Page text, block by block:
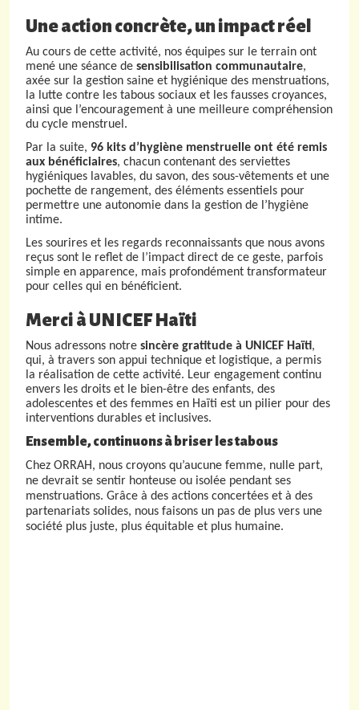
Une action concrète, un impact réel
Au cours de cette activité, nos équipes sur le terrain ont
mené une séance de sensibilisation communautaire,
axée sur la gestion saine et hygiénique des menstruations,
la lutte contre les tabous sociaux et les fausses croyances,
ainsi que l’encouragement à une meilleure compréhension
du cycle menstruel.
Par la suite, 96 kits d’hygiène menstruelle ont été remis
aux bénéficiaires, chacun contenant des serviettes
hygiéniques lavables, du savon, des sous-vêtements et une
pochette de rangement, des éléments essentiels pour
permettre une autonomie dans la gestion de l’hygiène
intime.
Les sourires et les regards reconnaissants que nous avons
reçus sont le reflet de l’impact direct de ce geste, parfois
simple en apparence, mais profondément transformateur
pour celles qui en bénéficient.
Merci à UNICEF Haïti
Nous adressons notre sincère gratitude à UNICEF Haïti,
qui, à travers son appui technique et logistique, a permis
la réalisation de cette activité. Leur engagement continu
envers les droits et le bien-être des enfants, des
adolescentes et des femmes en Haïti est un pilier pour des
interventions durables et inclusives.
Ensemble, continuons à briser les tabous
Chez ORRAH, nous croyons qu’aucune femme, nulle part,
ne devrait se sentir honteuse ou isolée pendant ses
menstruations. Grâce à des actions concertées et à des
partenariats solides, nous faisons un pas de plus vers une
société plus juste, plus équitable et plus humaine.